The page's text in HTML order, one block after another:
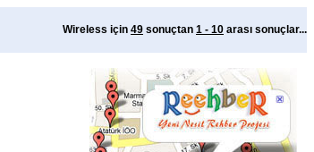
Wireless için 49 sonuçtan 1 - 10 arası sonuçlar...